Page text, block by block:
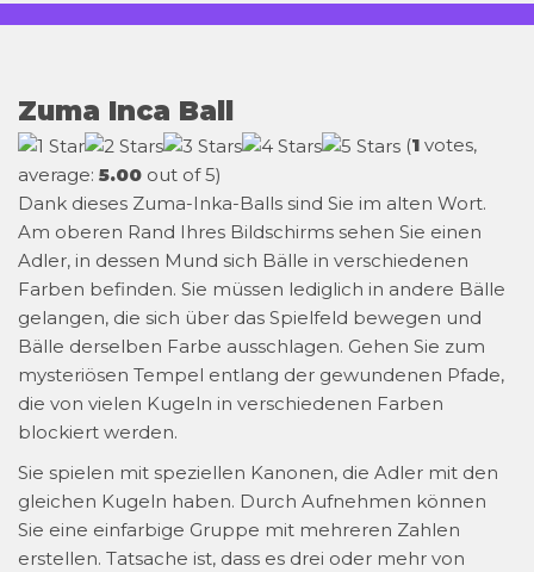
Zuma Inca Ball
(1 votes,
average: 5.00 out of 5)
Dank dieses Zuma-Inka-Balls sind Sie im alten Wort.
Am oberen Rand Ihres Bildschirms sehen Sie einen
Adler, in dessen Mund sich Bälle in verschiedenen
Farben befinden. Sie müssen lediglich in andere Bälle
gelangen, die sich über das Spielfeld bewegen und
Bälle derselben Farbe ausschlagen. Gehen Sie zum
mysteriösen Tempel entlang der gewundenen Pfade,
die von vielen Kugeln in verschiedenen Farben
blockiert werden.
Sie spielen mit speziellen Kanonen, die Adler mit den
gleichen Kugeln haben. Durch Aufnehmen können
Sie eine einfarbige Gruppe mit mehreren Zahlen
erstellen. Tatsache ist, dass es drei oder mehr von